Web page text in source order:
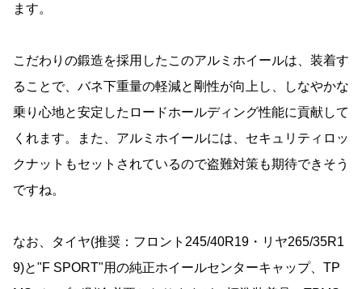
ます。
こだわりの鍛造を採用したこのアルミホイールは、装着す
ることで、バネ下重量の軽減と剛性が向上し、しなやかな
乗り心地と安定したロードホールディング性能に貢献して
くれます。また、アルミホイールには、セキュリティロッ
クナットもセットされているので盗難対策も期待できそう
ですね。
なお、タイヤ(推奨：フロント245/40R19・リヤ265/35R1
9)と"F SPORT"用の純正ホイールセンターキャップ、TP